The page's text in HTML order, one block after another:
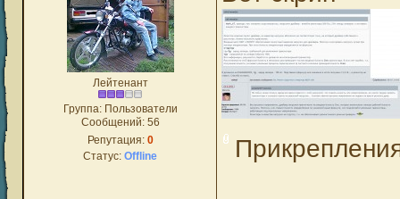
Лейтенант
Группа: Пользователи
Сообщений: 56
Репутация: 0
Статус: Offline